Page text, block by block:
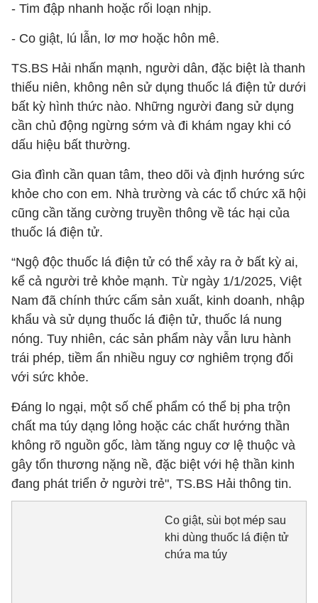
- Tim đập nhanh hoặc rối loạn nhịp.
- Co giật, lú lẫn, lơ mơ hoặc hôn mê.
TS.BS Hải nhấn mạnh, người dân, đặc biệt là thanh
thiếu niên, không nên sử dụng thuốc lá điện tử dưới
bất kỳ hình thức nào. Những người đang sử dụng
cần chủ động ngừng sớm và đi khám ngay khi có
dấu hiệu bất thường.
Gia đình cần quan tâm, theo dõi và định hướng sức
khỏe cho con em. Nhà trường và các tổ chức xã hội
cũng cần tăng cường truyền thông về tác hại của
thuốc lá điện tử.
“Ngộ độc thuốc lá điện tử có thể xảy ra ở bất kỳ ai,
kể cả người trẻ khỏe mạnh. Từ ngày 1/1/2025, Việt
Nam đã chính thức cấm sản xuất, kinh doanh, nhập
khẩu và sử dụng thuốc lá điện tử, thuốc lá nung
nóng. Tuy nhiên, các sản phẩm này vẫn lưu hành
trái phép, tiềm ẩn nhiều nguy cơ nghiêm trọng đối
với sức khỏe.
Đáng lo ngại, một số chế phẩm có thể bị pha trộn
chất ma túy dạng lỏng hoặc các chất hướng thần
không rõ nguồn gốc, làm tăng nguy cơ lệ thuộc và
gây tổn thương nặng nề, đặc biệt với hệ thần kinh
đang phát triển ở người trẻ", TS.BS Hải thông tin.
Co giật, sùi bọt mép sau
khi dùng thuốc lá điện tử
chứa ma túy